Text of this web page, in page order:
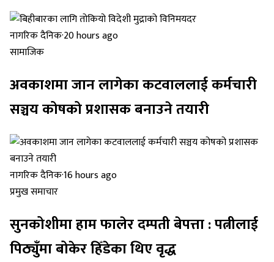
नागरिक दैनिक·20 hours ago
सामाजिक
अवकाशमा जान लागेका कटवाललाई कर्मचारी
सञ्चय कोषको प्रशासक बनाउने तयारी
नागरिक दैनिक·16 hours ago
प्रमुख समाचार
सुनकोशीमा हाम फालेर दम्पती बेपत्ता : पत्नीलाई
पिठ्युँमा बोकेर हिँडेका थिए वृद्ध